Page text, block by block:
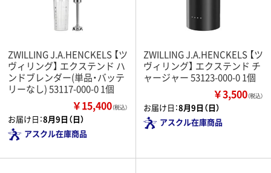
ZWILLING J.A.HENCKELS 【ツ
ヴィリング】 エクステンド ハ
ンドブレンダー(単品・バッテ
リーなし) 53117-000-0 1個
￥15,400（税込）
お届け日：8月9日（日）
アスクル在庫商品
ZWILLING J.A.HENCKELS 【ツ
ヴィリング】 エクステンド チ
ャージャー 53123-000-0 1個
￥3,500（税込）
お届け日：8月9日（日）
アスクル在庫商品